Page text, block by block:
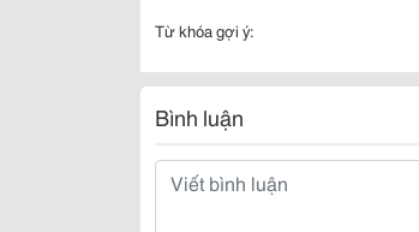
Từ khóa gợi ý:
Bình luận